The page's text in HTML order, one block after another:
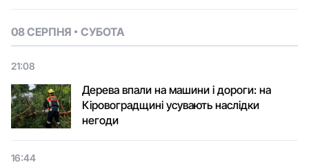
08 СЕРПНЯ СУБОТА
21:08
Дерева впали на машини і дороги: на
Кіровоградщині усувають наслідки
негоди
16:44